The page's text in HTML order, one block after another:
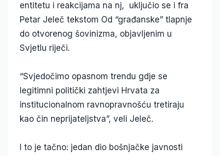
entitetu i reakcijama na nj, uključio se i fra
Petar Jeleč tekstom Od “građanske” tlapnje
do otvorenog šovinizma, objavljenim u
Svjetlu riječi.
“Svjedočimo opasnom trendu gdje se
legitimni politički zahtjevi Hrvata za
institucionalnom ravnopravnošću tretiraju
kao čin neprijateljstva”, veli Jeleč.
I to je tačno: jedan dio bošnjačke javnosti